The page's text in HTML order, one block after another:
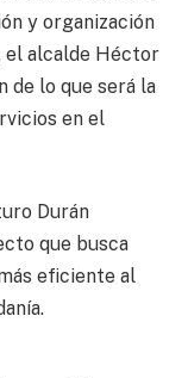
y organización
el alcalde Héctor
de lo que será la
en el
Durán
que busca
eficiente al